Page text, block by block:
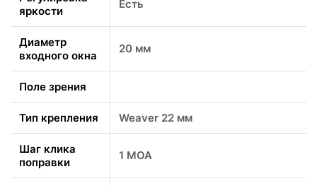
яркости
Есть
Диаметр
входного окна
20 мм
Поле зрения
Тип крепления Weaver 22 мм
Шаг клика
поправки
1 MOA